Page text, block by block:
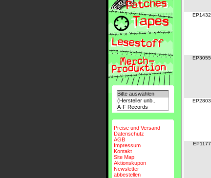
Preise und Versand
Datenschutz
AGB
Impressum
Kontakt
Site Map
Aktionskupon
Newsletter
abbestellen
EP1432
EP3055
EP2803
EP1177